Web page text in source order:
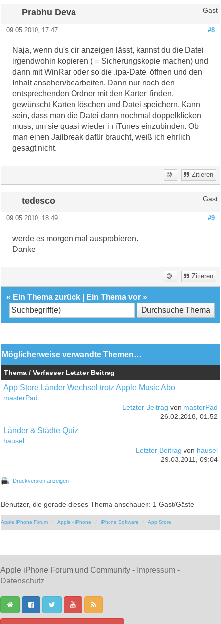
Prabhu Deva Gast
#8
09.05.2010, 17:47
Naja, wenn du's dir anzeigen lässt, kannst du die Datei
irgendwohin kopieren ( = Sicherungskopie machen) und
dann mit WinRar oder so die .ipa-Datei öffnen und den
Inhalt ansehen/bearbeiten. Dann nur noch den
entsprechenden Ordner mit den Karten finden,
gewünscht Karten löschen und Datei speichern. Kann
sein, dass man die Datei dann nochmal doppelklicken
muss, um sie quasi wieder in iTunes einzubinden. Ob
man einen Jailbreak dafür braucht, weiß ich ehrlich
gesagt nicht.
Zitieren
tedesco Gast
#9
09.05.2010, 18:49
werde es morgen mal ausprobieren.
Danke
Zitieren
« Ein Thema zurück Ein Thema vor »
Möglicherweise verwandte Themen…
Thema / Verfasser Letzter Beitrag
App Store Länder Wechsel trotz Apple Music Abo
masterPad
Letzter Beitrag von masterPad
26.02.2018, 01:52
Länder & Städte Quiz
hausel
Letzter Beitrag von hausel
29.03.2011, 09:04
Druckversion anzeigen
Benutzer, die gerade dieses Thema anschauen: 1 Gast/Gäste
Apple iPhone Forum Apple - iPhone iPhone Software App Store
Apple iPhone Forum und Community - Impressum -
Datenschutz